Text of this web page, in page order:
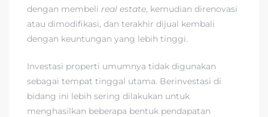
dengan membeli real estate, kemudian direnovasi
atau dimodifikasi, dan terakhir dijual kembali
dengan keuntungan yang lebih tinggi.
Investasi properti umumnya tidak digunakan
sebagai tempat tinggal utama. Berinvestasi di
bidang ini lebih sering dilakukan untuk
menghasilkan beberapa bentuk pendapatan